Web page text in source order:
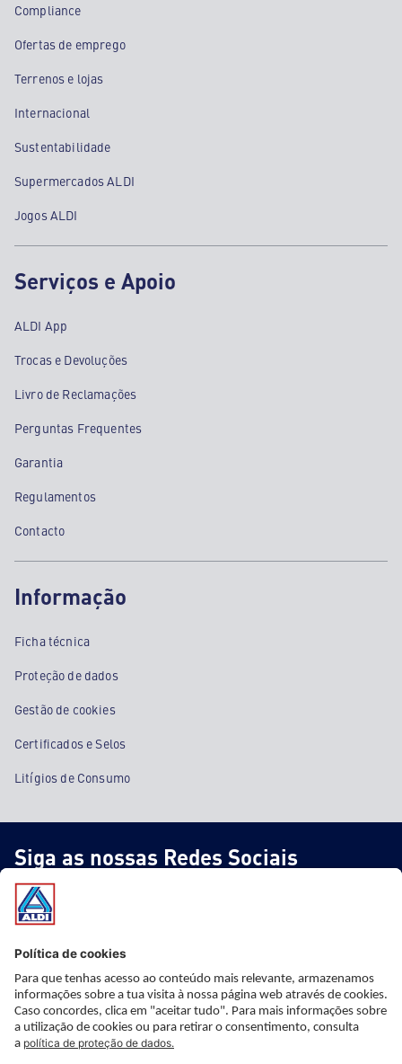
Compliance
Ofertas de emprego
Terrenos e lojas
Internacional
Sustentabilidade
Supermercados ALDI
Jogos ALDI
Serviços e Apoio
ALDI App
Trocas e Devoluções
Livro de Reclamações
Perguntas Frequentes
Garantia
Regulamentos
Contacto
Informação
Ficha técnica
Proteção de dados
Gestão de cookies
Certificados e Selos
Litígios de Consumo
Siga as nossas Redes Sociais
* Informação importante
* Este artigo não faz parte do nosso sortido fixo, está apenas
disponível nas nossas lojas ao preço e a partir da data indicada,
mas com stock limitado. Apesar de uma planificação cuidadosa,